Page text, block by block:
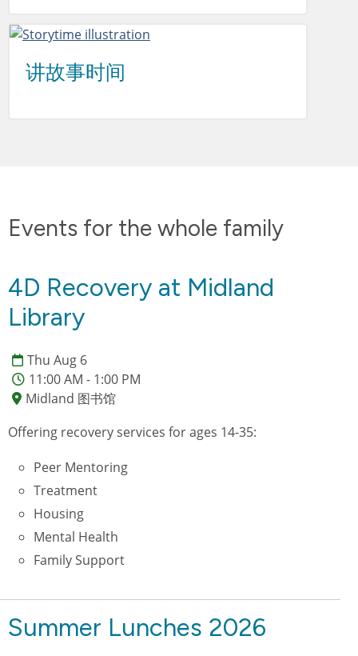
讲故事时间
Events for the whole family
4D Recovery at Midland
Library
Thu Aug 6
11:00 AM - 1:00 PM
Midland 图书馆
Offering recovery services for ages 14-35:
Peer Mentoring
Treatment
Housing
Mental Health
Family Support
Summer Lunches 2026